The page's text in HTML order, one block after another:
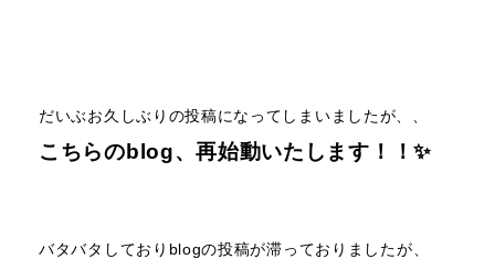
だいぶお久しぶりの投稿になってしまいましたが、、
こちらのblog、再始動いたします！！✨
バタバタしておりblogの投稿が滞っておりましたが、